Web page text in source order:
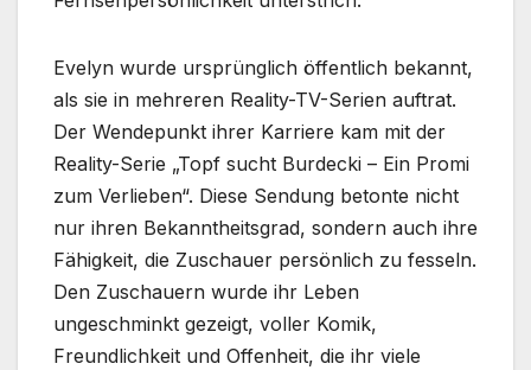
Evelyn wurde ursprünglich öffentlich bekannt,
als sie in mehreren Reality-TV-Serien auftrat.
Der Wendepunkt ihrer Karriere kam mit der
Reality-Serie „Topf sucht Burdecki – Ein Promi
zum Verlieben“. Diese Sendung betonte nicht
nur ihren Bekanntheitsgrad, sondern auch ihre
Fähigkeit, die Zuschauer persönlich zu fesseln.
Den Zuschauern wurde ihr Leben
ungeschminkt gezeigt, voller Komik,
Freundlichkeit und Offenheit, die ihr viele